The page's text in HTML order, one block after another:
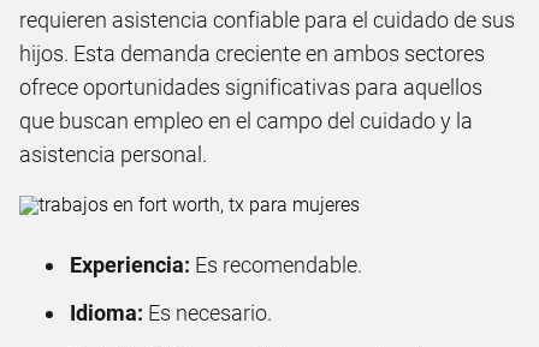
requieren asistencia confiable para el cuidado de sus
hijos. Esta demanda creciente en ambos sectores
ofrece oportunidades significativas para aquellos
que buscan empleo en el campo del cuidado y la
asistencia personal.
Experiencia: Es recomendable.
Idioma: Es necesario.